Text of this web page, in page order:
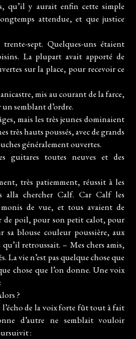
qu’il y aurait enfin cette simple
attendue, et que justice
sept. Quelques-uns étaient
La plupart avait apporté de
sur la place, pour recevoir ce
mis au courant de la farce,
semblant d’ordre.
mais les très jeunes dominaient
très hauts poussés, avec de grands
généralement ouvertes.
guitares toutes neuves et des
très patiemment, réussit à les
alla chercher Calf. Car Calf les
de vue, et tous avaient de
de poil, pour son petit calot, pour
sa blouse couleur poussière, aux
retroussait. – Mes chers amis,
La vie n’est pas quelque chose que
chose que l’on donne. Une voix
?
de la voix forte fût tout à fait
d’autre ne semblait vouloir
: